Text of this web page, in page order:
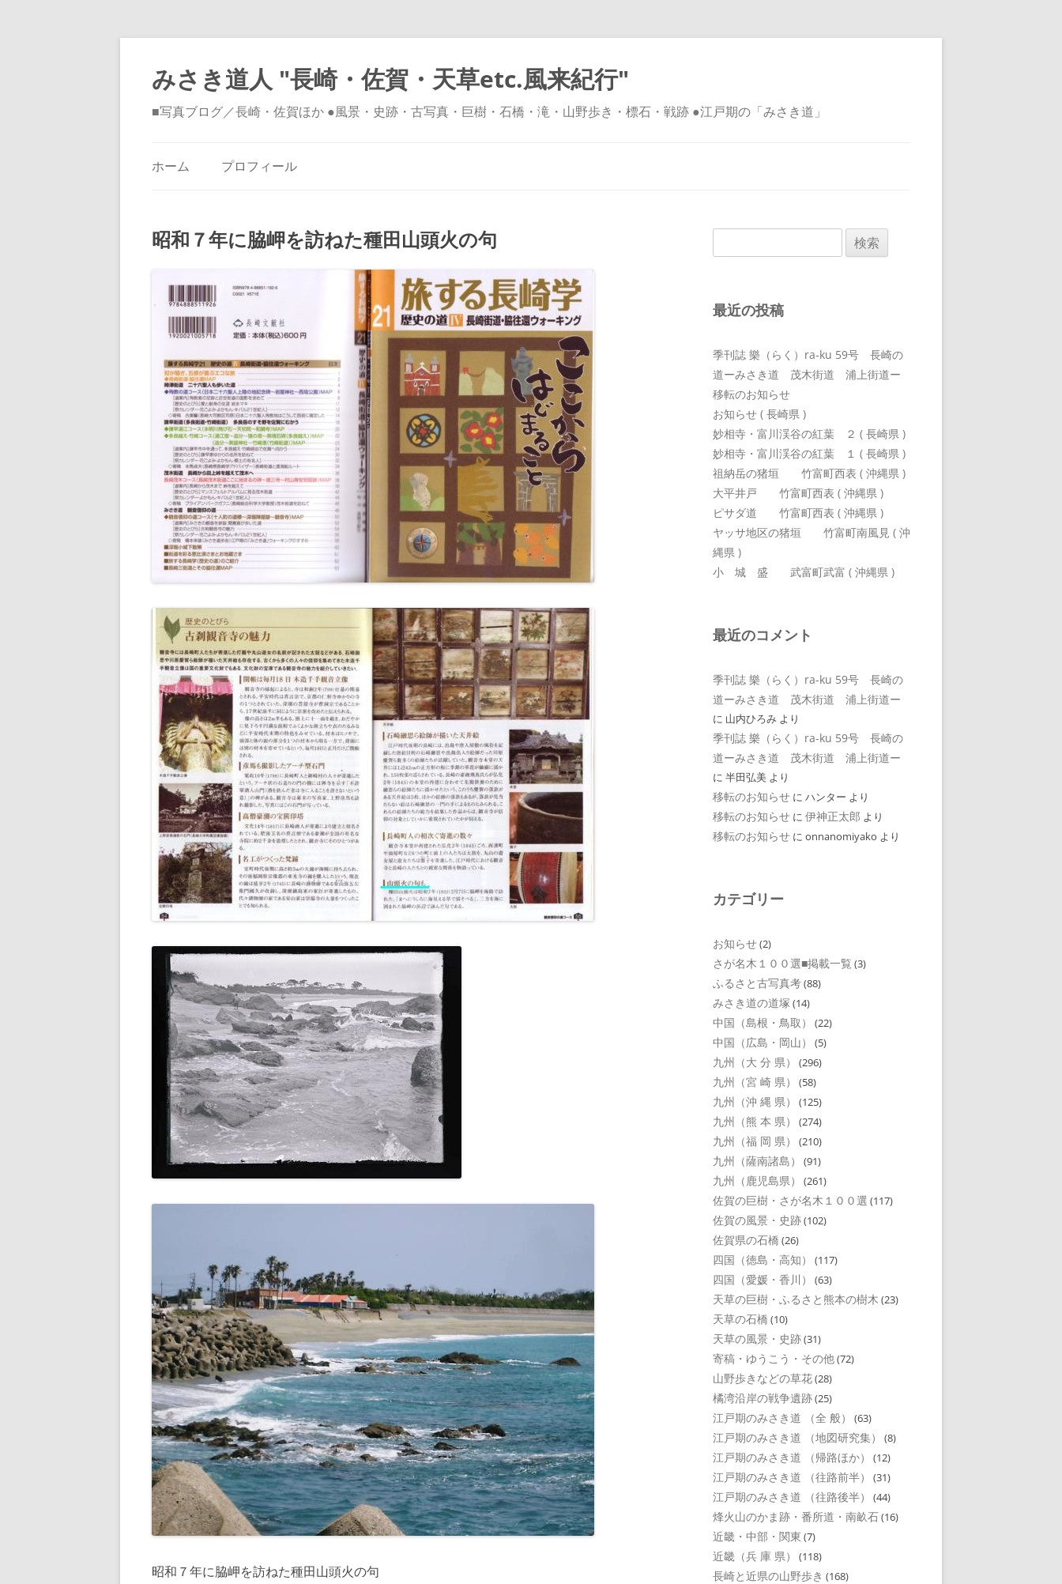
みさき道人 "長崎・佐賀・天草etc.風来紀行"
■写真ブログ／長崎・佐賀ほか ●風景・史跡・古写真・巨樹・石橋・滝・山野歩き・標石・戦跡 ●江戸期の「みさき道」
ホーム プロフィール
昭和７年に脇岬を訪ねた種田山頭火の句
昭和７年に脇岬を訪ねた種田山頭火の句
索:
最近の投稿
季刊誌 樂（らく）ra-ku 59号 長崎の
道ーみさき道 茂木街道 浦上街道ー
移転のお知らせ
お知らせ ( 長崎県 )
妙相寺・富川渓谷の紅葉 ２ ( 長崎県 )
妙相寺・富川渓谷の紅葉 １ ( 長崎県 )
祖納岳の猪垣 竹富町西表 ( 沖縄県 )
大平井戸 竹富町西表 ( 沖縄県 )
ピサダ道 竹富町西表 ( 沖縄県 )
ヤッサ地区の猪垣 竹富町南風見 ( 沖
縄県 )
小 城 盛 武富町武富 ( 沖縄県 )
最近のコメント
季刊誌 樂（らく）ra-ku 59号 長崎の
道ーみさき道 茂木街道 浦上街道ー
に 山内ひろみ より
季刊誌 樂（らく）ra-ku 59号 長崎の
道ーみさき道 茂木街道 浦上街道ー
に 半田弘美 より
移転のお知らせ に ハンター より
移転のお知らせ に 伊神正太郎 より
移転のお知らせ に onnanomiyako より
カテゴリー
お知らせ(2)
さが名木１００選■掲載一覧 (3)
ふるさと古写真考(88)
みさき道の道塚 (14)
中国（島根・鳥取） (22)
中国（広島・岡山） (5)
九州（大 分 県） (296)
九州（宮 崎 県） (58)
九州（沖 縄 県） (125)
九州（熊 本 県） (274)
九州（福 岡 県） (210)
九州（薩南諸島） (91)
九州（鹿児島県） (261)
佐賀の巨樹・さが名木１００選 (117)
佐賀の風景・史跡(102)
佐賀県の石橋 (26)
四国（徳島・高知） (117)
四国（愛媛・香川） (63)
天草の巨樹・ふるさと熊本の樹木 (23)
天草の石橋 (10)
天草の風景・史跡(31)
寄稿・ゆうこう・その他(72)
山野歩きなどの草花(28)
橘湾沿岸の戦争遺跡(25)
江戸期のみさき道 （全 般） (63)
江戸期のみさき道 （地図研究集） (8)
江戸期のみさき道 （帰路ほか） (12)
江戸期のみさき道 （往路前半） (31)
江戸期のみさき道 （往路後半） (44)
烽火山のかま跡・番所道・南畝石(16)
近畿・中部・関東 (7)
近畿（兵 庫 県） (118)
長崎と近県の山野歩き (168)